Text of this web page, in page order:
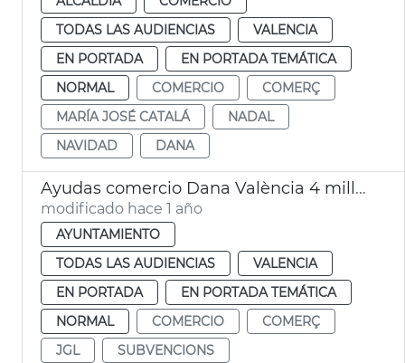
TODAS LAS AUDIENCIAS
VALENCIA
EN PORTADA
EN PORTADA TEMÁTICA
NORMAL
COMERCIO
COMERÇ
MARÍA JOSÉ CATALÁ
NADAL
NAVIDAD
DANA
Ayudas comercio Dana València 4 millones
modificado hace 1 año
AYUNTAMIENTO
TODAS LAS AUDIENCIAS
VALENCIA
EN PORTADA
EN PORTADA TEMÁTICA
NORMAL
COMERCIO
COMERÇ
JGL
SUBVENCIONS